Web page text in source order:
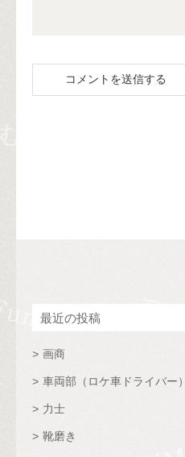
最近の投稿
画商
車両部（ロケ車ドライバー）
力士
靴磨き